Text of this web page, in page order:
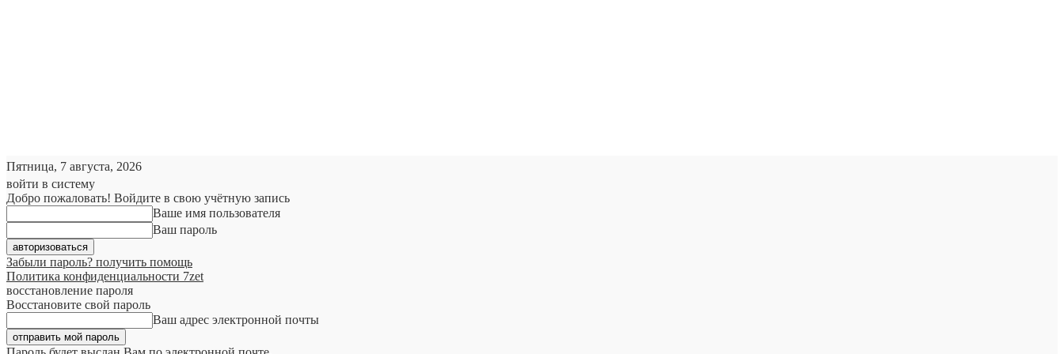
Пятница, 7 августа, 2026
войти в систему
Добро пожаловать! Войдите в свою учётную запись
Ваше имя пользователя
Ваш пароль
Забыли пароль? получить помощь
Политика конфиденциальности 7zet
восстановление пароля
Восстановите свой пароль
Ваш адрес электронной почты